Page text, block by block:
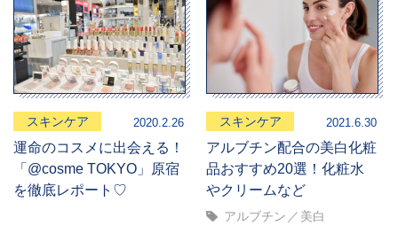
スキンケア 2020.2.26
運命のコスメに出会える！
「@cosme TOKYO」原宿
を徹底レポート♡
スキンケア 2021.6.30
アルブチン配合の美白化粧
品おすすめ20選！化粧水
やクリームなど
アルブチン 美白